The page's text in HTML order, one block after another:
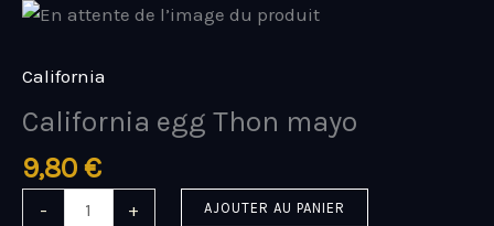
Aller
contenu
California
California egg Thon mayo
9,80 €
-
quantité
California
Thon
mayo
+ AJOUTER AU PANIER